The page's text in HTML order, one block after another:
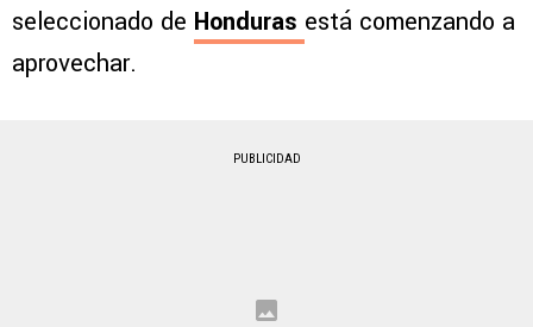
seleccionado de Honduras está comenzando a
aprovechar.
PUBLICIDAD